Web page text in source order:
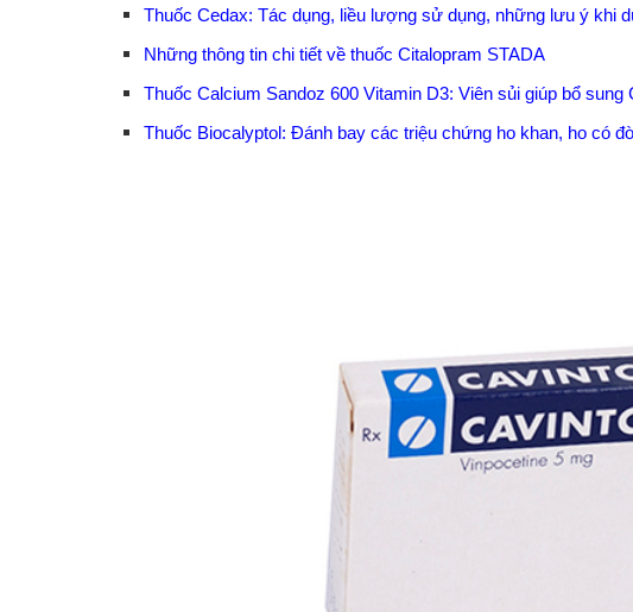
Thuốc Cedax: Tác dụng, liều lượng sử dụng, những lưu ý khi
Những thông tin chi tiết về thuốc Citalopram STADA
Thuốc Calcium Sandoz 600 Vitamin D3: Viên sủi giúp bổ sung
Thuốc Biocalyptol: Đánh bay các triệu chứng ho khan, ho có